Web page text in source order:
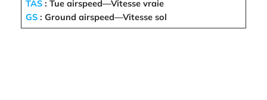
TAS : Tue airspeed—Vitesse vraie
GS : Ground airspeed—Vitesse sol